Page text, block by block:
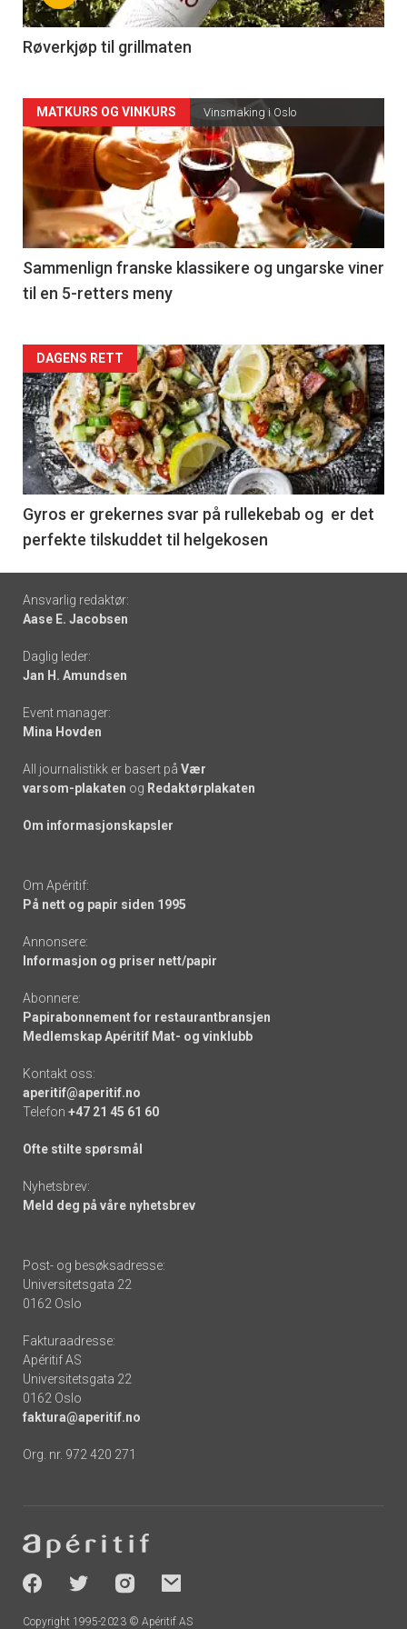
-
4
Røverkjøp til grillmaten
Forsiden
akkurat
nå
-
5
MATKURS OG VINKURS Vinsmaking i Oslo
Sammenlign franske klassikere og ungarske viner
til en 5-retters meny
Forsiden
akkurat
nå
-
6
DAGENS RETT
Gyros er grekernes svar på rullekebab og er det
perfekte tilskuddet til helgekosen
Footer
-
links
Ansvarlig redaktør:
Aase E. Jacobsen
Daglig leder:
Jan H. Amundsen
Event manager:
Mina Hovden
All journalistikk er basert på Vær
varsom-plakaten og Redaktørplakaten
Om informasjonskapsler
Om Apéritif:
På nett og papir siden 1995
Annonsere:
Informasjon og priser nett/papir
Abonnere:
Papirabonnement for restaurantbransjen
Medlemskap Apéritif Mat- og vinklubb
Kontakt oss:
aperitif@aperitif.no
Telefon +47 21 45 61 60
Ofte stilte spørsmål
Nyhetsbrev:
Meld deg på våre nyhetsbrev
Post- og besøksadresse:
Universitetsgata 22
0162 Oslo
Fakturaadresse:
Apéritif AS
Universitetsgata 22
0162 Oslo
faktura@aperitif.no
Org. nr. 972 420 271
-
socials
Copyright 1995-2023 © Apéritif AS